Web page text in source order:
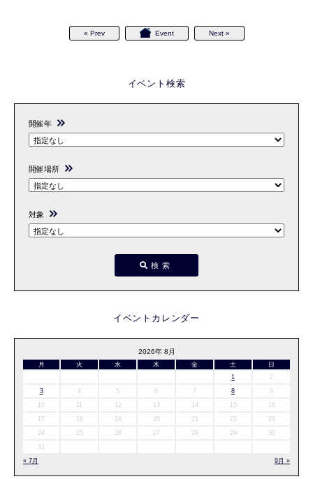
« Prev Event Next »
イベント検索
開催年
開催場所
対象
検索
イベントカレンダー
2026年 8月
月 火 水 木 金 土
日
1
2
3
4 5 6 7 8
9
10
12 13 14 15
16
17
18 19 20 21 22
23
24
25 26 27 28 29
30
31
« 7月
9月 »